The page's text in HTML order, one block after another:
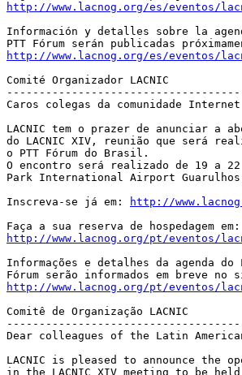
http://www.lacnog.org/es/eventos/
Información y detalles sobre la
http://www.lacnog.org/es/eventos/
Comité Organizador LACNIC
Caros colegas da comunidade
LACNIC tem o prazer de anunciar
do LACNIC XIV, reunião que será
o PTT Fórum do Brasil.
O encontro será realizado de 19 a
Park International Airport
Inscreva-se já em:
http://
http://www.lacnog.org/pt/eventos/
Informações e detalhes da agenda do
http://www.lacnog.org/pt/eventos/
Comitê de Organização LACNIC
Dear colleagues of the Latin
LACNIC is pleased to announce
in the LACNIC XIV meeting to be